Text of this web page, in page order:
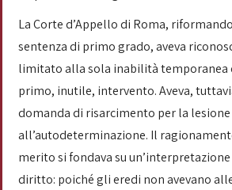
La Corte d’Appello di Roma,
sentenza di primo grado, aveva
limitato alla sola inabilità temporanea
primo, inutile, intervento. Aveva,
domanda di risarcimento per la
all’autodeterminazione. Il
merito si fondava su
diritto: poiché gli eredi non avevano